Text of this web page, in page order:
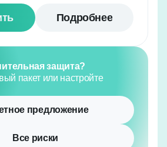
Подробнее
защита?
пакет или настройте
предложение
Все риски